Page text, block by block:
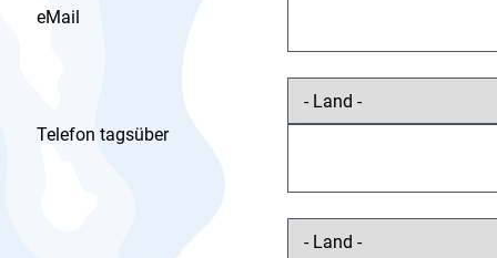
eMail
Telefon tagsüber